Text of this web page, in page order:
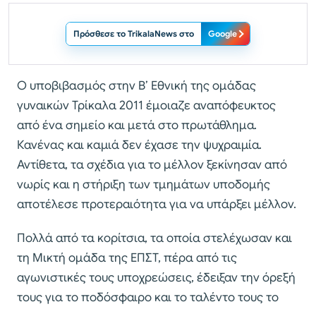
Πρόσθεσε το TrikalaNews στο Google
Ο υποβιβασμός στην Β’ Εθνική της ομάδας
γυναικών Τρίκαλα 2011 έμοιαζε αναπόφευκτος
από ένα σημείο και μετά στο πρωτάθλημα.
Κανένας και καμιά δεν έχασε την ψυχραιμία.
Αντίθετα, τα σχέδια για το μέλλον ξεκίνησαν από
νωρίς και η στήριξη των τμημάτων υποδομής
αποτέλεσε προτεραιότητα για να υπάρξει μέλλον.
Πολλά από τα κορίτσια, τα οποία στελέχωσαν και
τη Μικτή ομάδα της ΕΠΣΤ, πέρα από τις
αγωνιστικές τους υποχρεώσεις, έδειξαν την όρεξή
τους για το ποδόσφαιρο και το ταλέντο τους το